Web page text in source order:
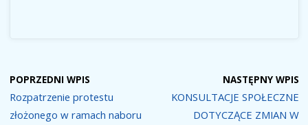
POPRZEDNI WPIS
Rozpatrzenie protestu
złożonego w ramach naboru
NASTĘPNY WPIS
KONSULTACJE SPOŁECZNE
DOTYCZĄCE ZMIAN W